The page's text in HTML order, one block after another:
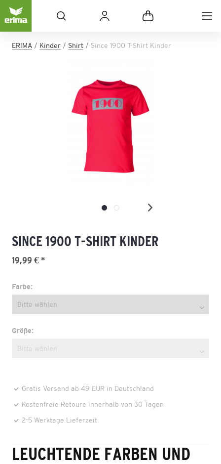
ERIMA Kinder Shirt Since 1900 T-Shirt Kinder
SINCE 1900 T-SHIRT KINDER
19,99 € *
Farbe:
Größe:
Gratis Versand ab 49 EUR in Deutschland
Kostenfreie Retoure innerhalb von 30 Tagen
2-5 Werktage Lieferzeit
LEUCHTENDE FARBEN UND